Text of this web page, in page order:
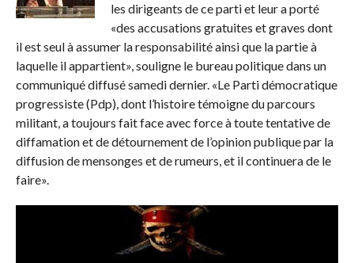
les dirigeants de ce parti et leur a porté
«des accusations gratuites et graves dont
il est seul à assumer la responsabilité ainsi que la partie à
laquelle il appartient», souligne le bureau politique dans un
communiqué diffusé samedi dernier. «Le Parti démocratique
progressiste (Pdp), dont l’histoire témoigne du parcours
militant, a toujours fait face avec force à toute tentative de
diffamation et de détournement de l’opinion publique par la
diffusion de mensonges et de rumeurs, et il continuera de le
faire».